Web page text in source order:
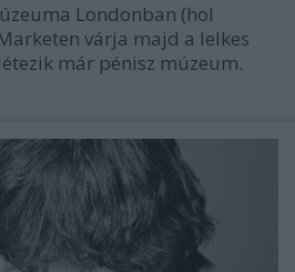
Londonban (hol
várja majd a lelkes
már pénisz múzeum.